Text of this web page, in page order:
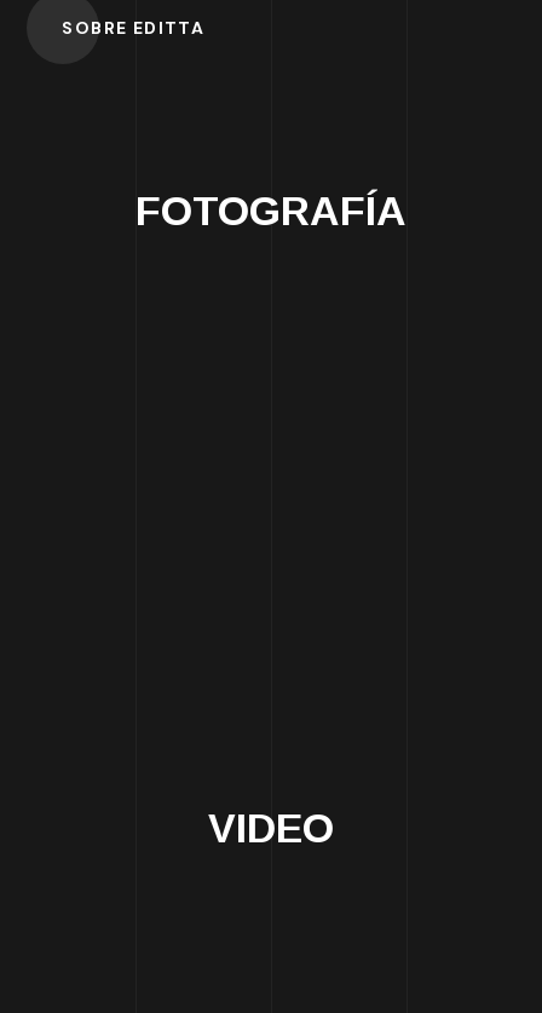
SOBRE EDITTA
FOTOGRAFÍA
VIDEO